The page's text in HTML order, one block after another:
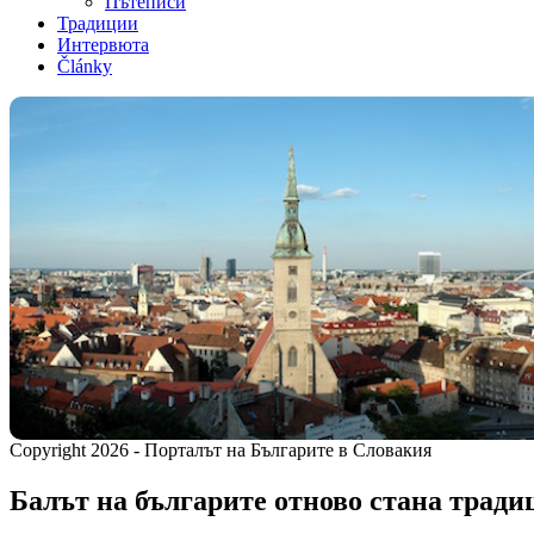
Традиции
Интервюта
Články
Copyright 2026 - Порталът на Българите в Словакия
Балът на българите отново стана